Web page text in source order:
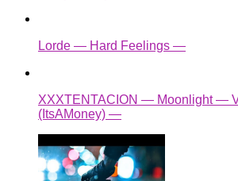
Lorde — Hard Feelings —
XXXTENTACION — Moonlight —
(ItsAMoney) —